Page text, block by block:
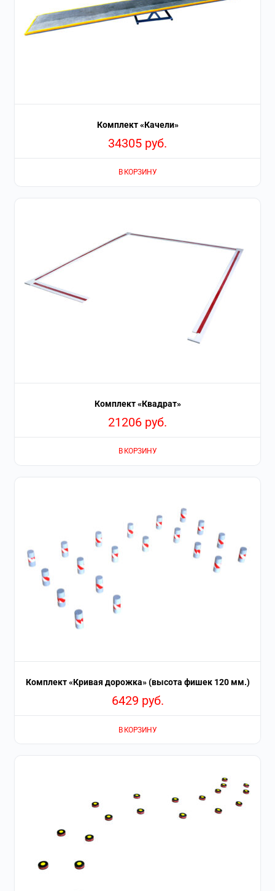
Комплект «Качели»
34305 руб.
В КОРЗИНУ
Комплект «Квадрат»
21206 руб.
В КОРЗИНУ
Комплект «Кривая дорожка» (высота фишек 120 мм.)
6429 руб.
В КОРЗИНУ